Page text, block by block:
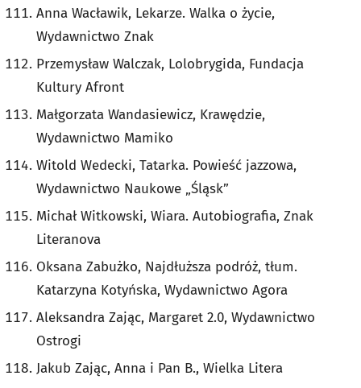
Anna Wacławik, Lekarze. Walka o życie,
Wydawnictwo Znak
Przemysław Walczak, Lolobrygida, Fundacja
Kultury Afront
Małgorzata Wandasiewicz, Krawędzie,
Wydawnictwo Mamiko
Witold Wedecki, Tatarka. Powieść jazzowa,
Wydawnictwo Naukowe „Śląsk”
Michał Witkowski, Wiara. Autobiografia, Znak
Literanova
Oksana Zabużko, Najdłuższa podróż, tłum.
Katarzyna Kotyńska, Wydawnictwo Agora
Aleksandra Zając, Margaret 2.0, Wydawnictwo
Ostrogi
Jakub Zając, Anna i Pan B., Wielka Litera